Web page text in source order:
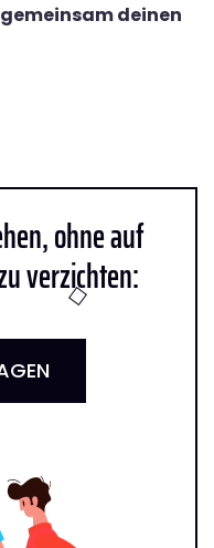
deinen
ohne auf
verzichten: